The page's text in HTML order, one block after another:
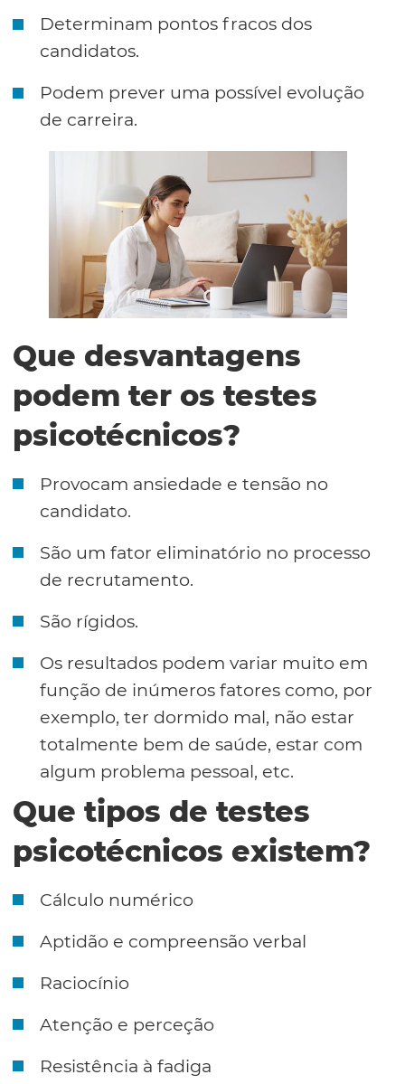
Determinam pontos fracos dos
candidatos.
Podem prever uma possível evolução
de carreira.
Que desvantagens
podem ter os testes
psicotécnicos?
Provocam ansiedade e tensão no
candidato.
São um fator eliminatório no processo
de recrutamento.
São rígidos.
Os resultados podem variar muito em
função de inúmeros fatores como, por
exemplo, ter dormido mal, não estar
totalmente bem de saúde, estar com
algum problema pessoal, etc.
Que tipos de testes
psicotécnicos existem?
Cálculo numérico
Aptidão e compreensão verbal
Raciocínio
Atenção e perceção
Resistência à fadiga